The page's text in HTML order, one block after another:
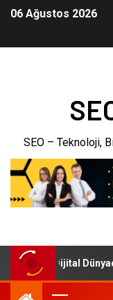
06 Ağustos 2026
SEO – Teknoloji,
Dijital Dünyada